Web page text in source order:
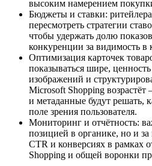
высоким намерением
Бюджеты и ставки:
пересмотреть стратегии
чтобы удержать долю
конкуренции за видимость в
Оптимизация карточек
показываться шире,
изображений и
Microsoft Shopping
и метаданные будут решать,
поле зрения пользователя.
Мониторинг и отчётность:
позицией в органике, но и
CTR и конверсиях в рамках
Shopping и общей воронки